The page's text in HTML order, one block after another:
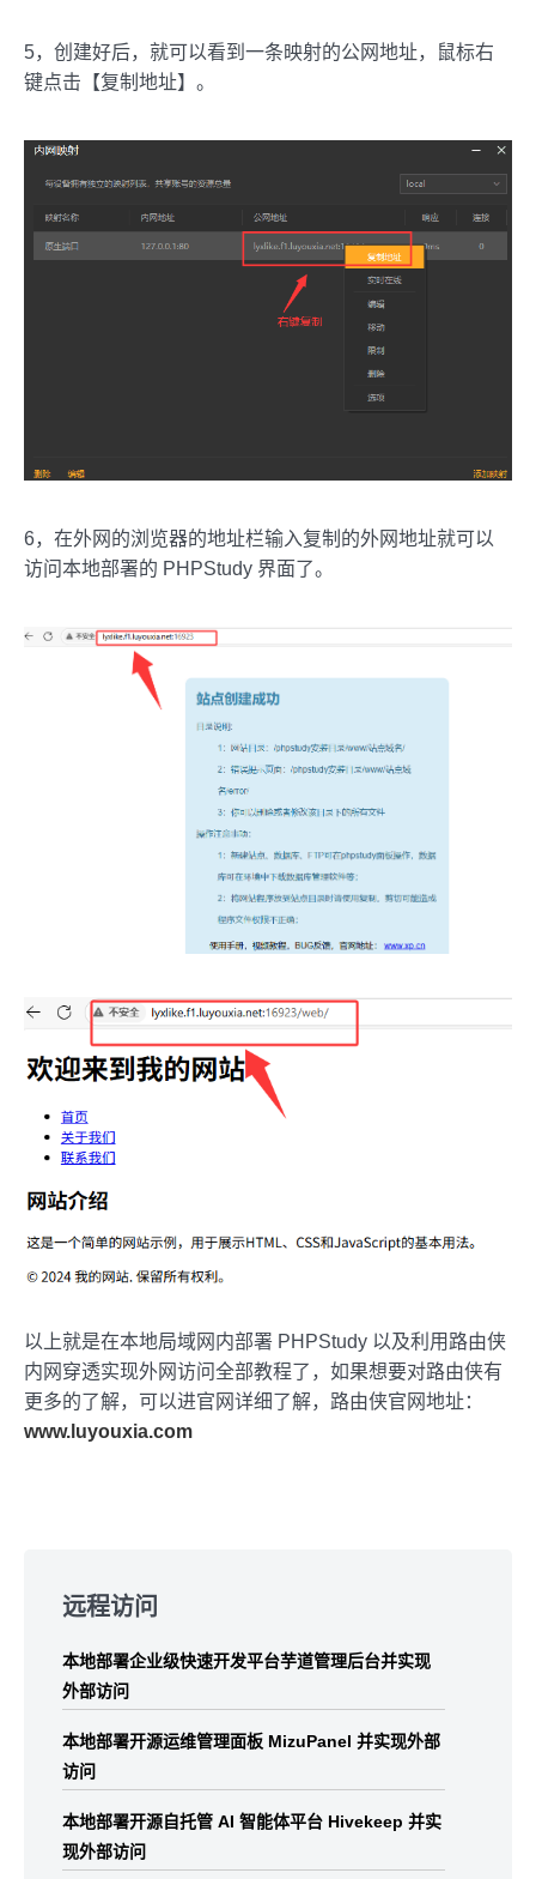
5，创建好后，就可以看到一条映射的公网地址，鼠标右
键点击【复制地址】。
6，在外网的浏览器的地址栏输入复制的外网地址就可以
访问本地部署的 PHPStudy 界面了。
以上就是在本地局域网内部署 PHPStudy 以及利用路由侠
内网穿透实现外网访问全部教程了，如果想要对路由侠有
更多的了解，可以进官网详细了解，路由侠官网地址：
www.luyouxia.com
footer
远程访问
本地部署企业级快速开发平台芋道管理后台并实现
外部访问
本地部署开源运维管理面板 MizuPanel 并实现外部
访问
本地部署开源自托管 AI 智能体平台 Hivekeep 并实
现外部访问